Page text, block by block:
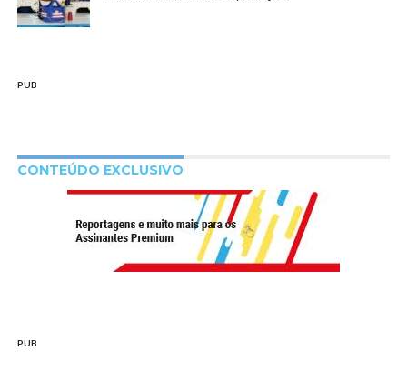
PUB
CONTEÚDO EXCLUSIVO
PUB